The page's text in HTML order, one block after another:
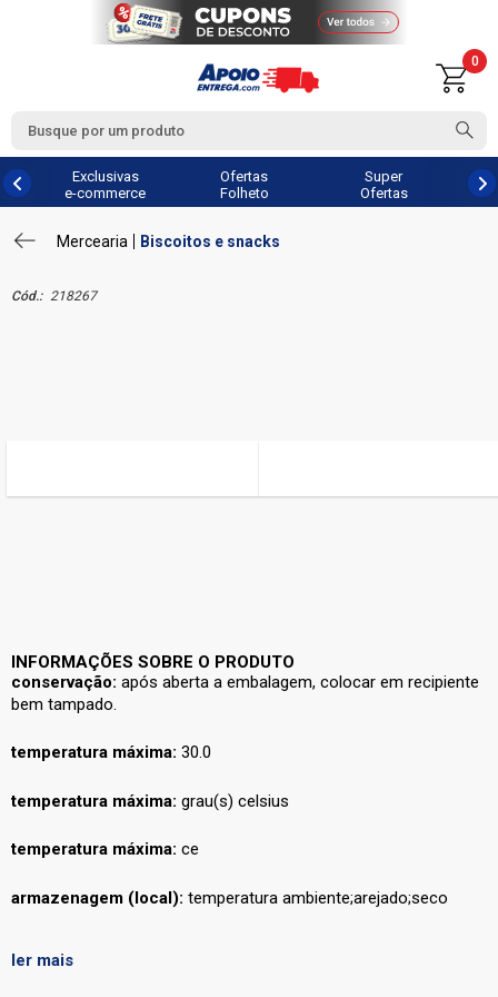
0
Exclusivas
e-commerce
Ofertas
Folheto
Super
Ofertas
Mercearia Biscoitos e snacks
Cód.: 218267
INFORMAÇÕES SOBRE O PRODUTO
conservação: após aberta a embalagem, colocar em recipiente
bem tampado.
temperatura máxima: 30.0
temperatura máxima: grau(s) celsius
temperatura máxima: ce
armazenagem (local): temperatura ambiente;arejado;seco
ler mais